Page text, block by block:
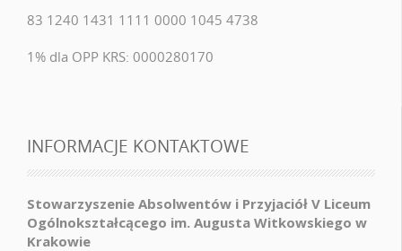
83 1240 1431 1111 0000 1045 4738
1% dla OPP KRS: 0000280170
INFORMACJE KONTAKTOWE
Stowarzyszenie Absolwentów i Przyjaciół V Liceum
Ogólnokształcącego im. Augusta Witkowskiego w
Krakowie